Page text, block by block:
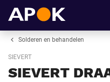
Solderen en behandelen
SIEVERT
SIEVERT